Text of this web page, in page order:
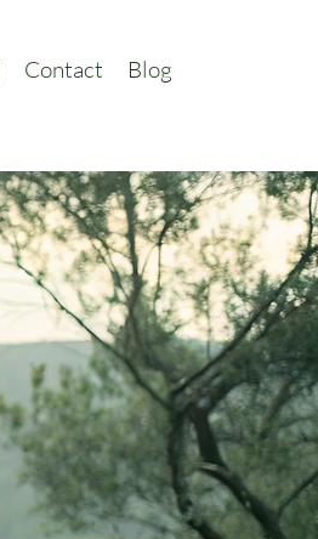
Contact Blog